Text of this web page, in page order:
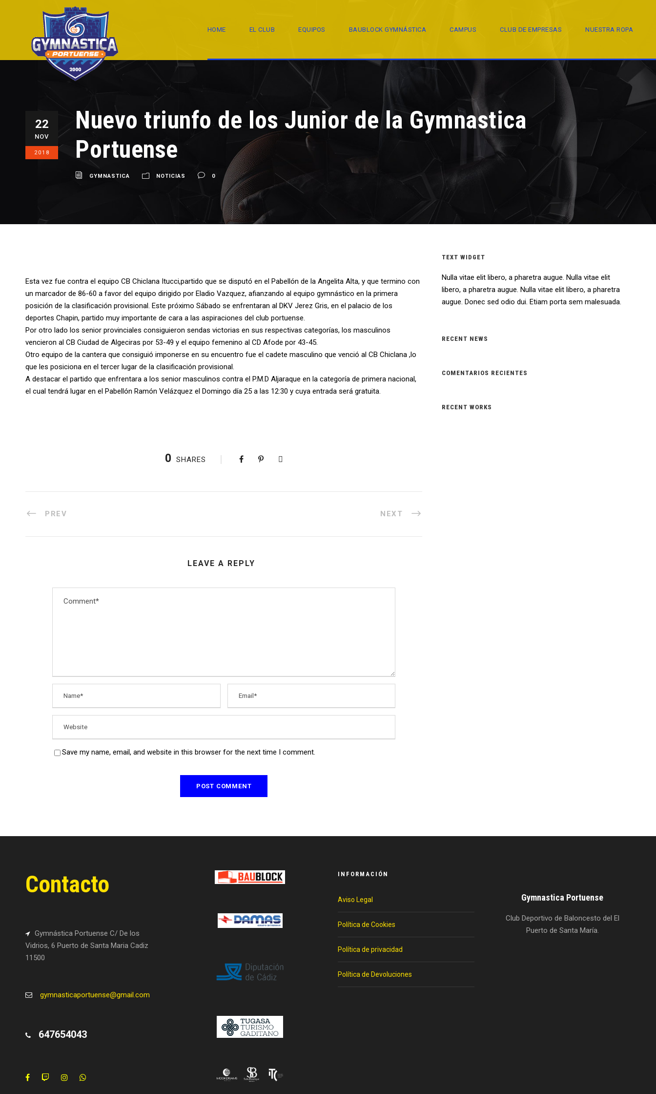
HOME EL CLUB EQUIPOS BAUBLOCK GYMNÁSTICA CAMPUS CLUB DE EMPRESAS NUESTRA ROPA
22
NOV
2018
Nuevo triunfo de los Junior de la Gymnastica
Portuense
GYMNASTICA NOTICIAS 0
Esta vez fue contra el equipo CB Chiclana Itucci,partido que se disputó en el Pabellón de la Angelita Alta, y que termino con
un marcador de 86-60 a favor del equipo dirigido por Eladio Vazquez, afianzando al equipo gymnástico en la primera
posición de la clasificación provisional. Este próximo Sábado se enfrentaran al DKV Jerez Gris, en el palacio de los
deportes Chapin, partido muy importante de cara a las aspiraciones del club portuense.
Por otro lado los senior provinciales consiguieron sendas victorias en sus respectivas categorías, los masculinos
vencieron al CB Ciudad de Algeciras por 53-49 y el equipo femenino al CD Afode por 43-45.
Otro equipo de la cantera que consiguió imponerse en su encuentro fue el cadete masculino que venció al CB Chiclana ,lo
que les posiciona en el tercer lugar de la clasificación provisional.
A destacar el partido que enfrentara a los senior masculinos contra el P.M.D Aljaraque en la categoría de primera nacional,
el cual tendrá lugar en el Pabellón Ramón Velázquez el Domingo día 25 a las 12:30 y cuya entrada será gratuita.
0 SHARES
PREV NEXT
LEAVE A REPLY
Save my name, email, and website in this browser for the next time I comment.
TEXT WIDGET
Nulla vitae elit libero, a pharetra augue. Nulla vitae elit
libero, a pharetra augue. Nulla vitae elit libero, a pharetra
augue. Donec sed odio dui. Etiam porta sem malesuada.
RECENT NEWS
COMENTARIOS RECIENTES
RECENT WORKS
Contacto
Gymnástica Portuense C/ De los
Vidrios, 6 Puerto de Santa Maria Cadiz
11500
gymnasticaportuense@gmail.com
647654043
INFORMACIÓN
Aviso Legal
Política de Cookies
Política de privacidad
Política de Devoluciones
Gymnastica Portuense
Club Deportivo de Baloncesto del El
Puerto de Santa María.